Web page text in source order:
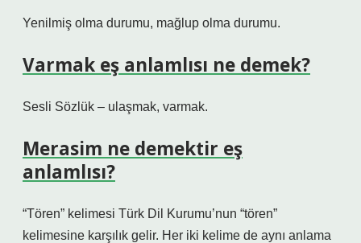
Yenilmiş olma durumu, mağlup olma durumu.
Varmak eş anlamlısı ne demek?
Sesli Sözlük – ulaşmak, varmak.
Merasim ne demektir eş
anlamlısı?
“Tören” kelimesi Türk Dil Kurumu’nun “tören”
kelimesine karşılık gelir. Her iki kelime de aynı anlama